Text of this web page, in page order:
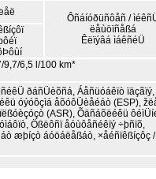
Ôñáíóðüñôåñ /
ëåùöïñåßá
Êëïýâá ìáêñéÜ
9,7/6,5 l/100 km*
ðáñÜèõñá, Áåñüóáêïò ïäçãïý,
óýóôçìá åõóôÜèåéáò (ESP),
(ASR), Õäñáõëéêü
Ößëôñï åóùôåñéêïý ÷þñïõ,
æþíçò áóöáëåßáò, ×åéñïêßíçôç /